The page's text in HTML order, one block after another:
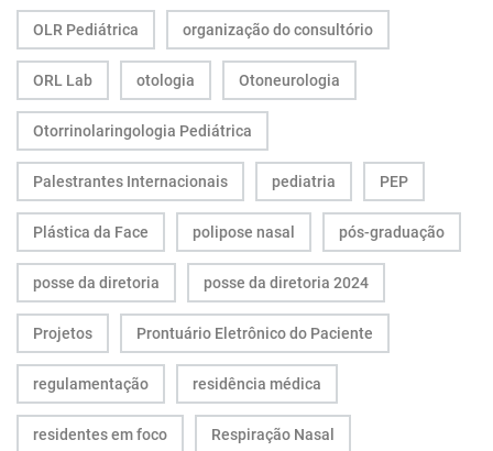
OLR Pediátrica organização do consultório
ORL Lab otologia Otoneurologia
Otorrinolaringologia Pediátrica
Palestrantes Internacionais pediatria PEP
Plástica da Face polipose nasal pós-graduação
posse da diretoria posse da diretoria 2024
Projetos Prontuário Eletrônico do Paciente
regulamentação residência médica
residentes em foco Respiração Nasal